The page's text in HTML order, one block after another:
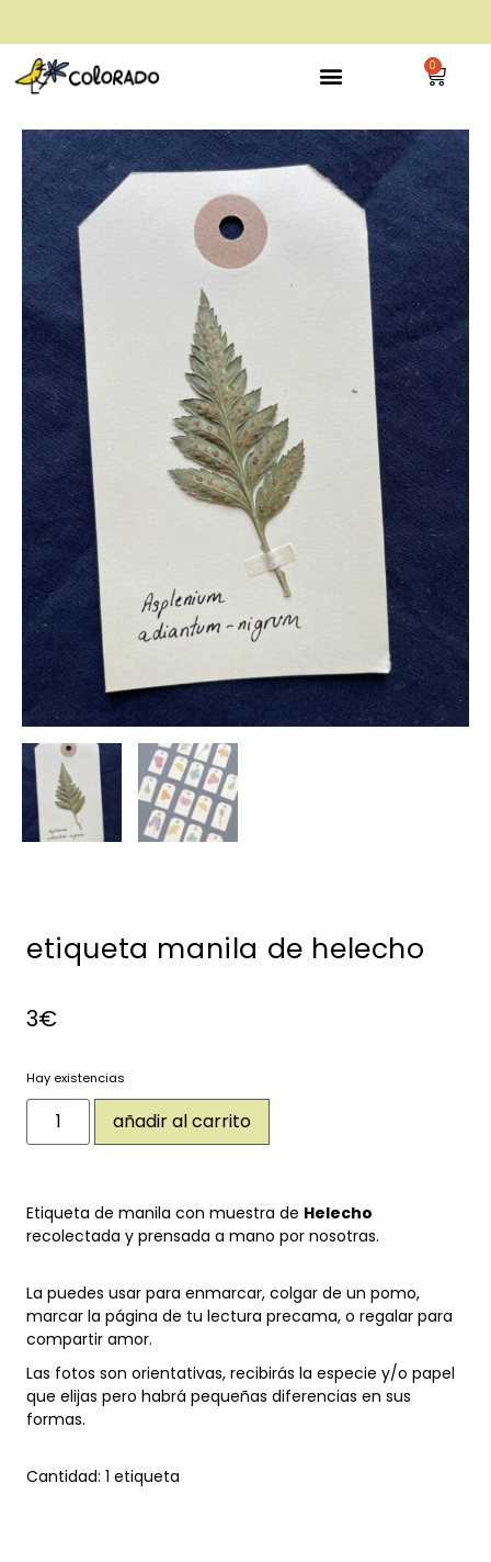
envío gratis a partir de 28€ 0
etiqueta manila de helecho
3€
Hay existencias
añadir al carrito
Etiqueta de manila con muestra de Helecho
recolectada y prensada a mano por nosotras.
La puedes usar para enmarcar, colgar de un pomo,
marcar la página de tu lectura precama, o regalar para
compartir amor.
Las fotos son orientativas, recibirás la especie y/o papel
que elijas pero habrá pequeñas diferencias en sus
formas.
Cantidad: 1 etiqueta